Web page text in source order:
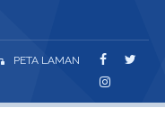
PETA LAMAN